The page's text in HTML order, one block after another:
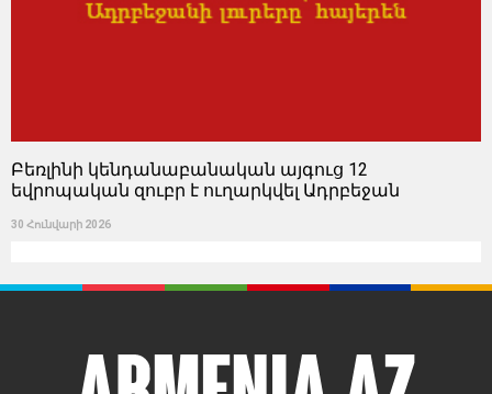
Բեռլինի կենդանաբանական այգուց 12
եվրոպական զուբր է ուղարկվել Ադրբեջան
30 Հունվարի 2026